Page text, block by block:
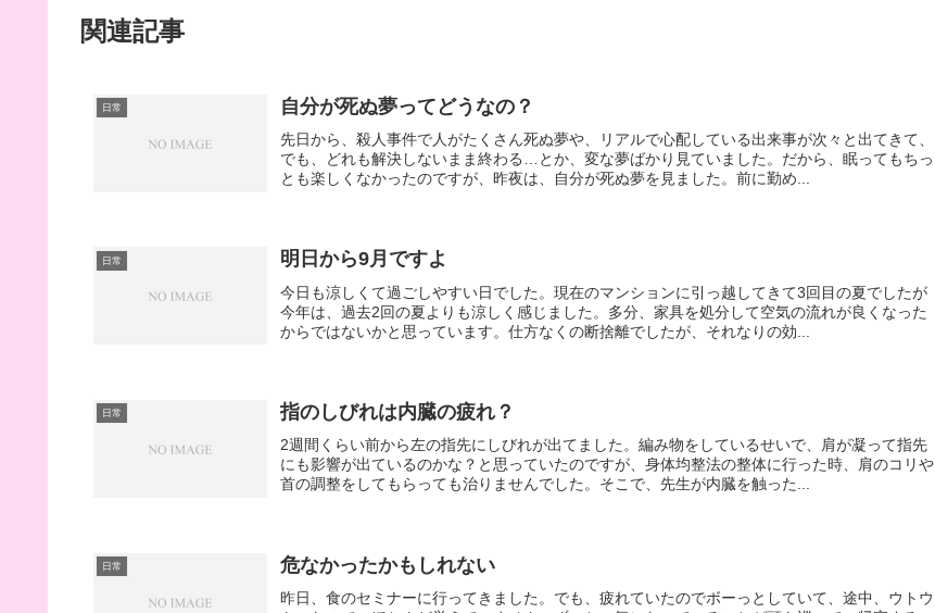
関連記事
日常 自分が死ぬ夢ってどうなの？
先日から、殺人事件で人がたくさん死ぬ夢や、リアルで心配している出来事が次々と出てきて、
でも、どれも解決しないまま終わる…とか、変な夢ばかり見ていました。だから、眠ってもちっ
とも楽しくなかったのですが、昨夜は、自分が死ぬ夢を見ました。前に勤め...
日常 明日から9月ですよ
今日も涼しくて過ごしやすい日でした。現在のマンションに引っ越してきて3回目の夏でしたが
今年は、過去2回の夏よりも涼しく感じました。多分、家具を処分して空気の流れが良くなった
からではないかと思っています。仕方なくの断捨離でしたが、それなりの効...
日常 指のしびれは内臓の疲れ？
2週間くらい前から左の指先にしびれが出てました。編み物をしているせいで、肩が凝って指先
にも影響が出ているのかな？と思っていたのですが、身体均整法の整体に行った時、肩のコリや
首の調整をしてもらっても治りませんでした。そこで、先生が内臓を触った...
日常 危なかったかもしれない
昨日、食のセミナーに行ってきました。でも、疲れていたのでボーっとしていて、途中、ウトウ